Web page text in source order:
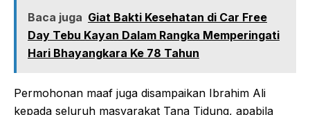
Baca juga Giat Bakti Kesehatan di Car Free
Day Tebu Kayan Dalam Rangka Memperingati
Hari Bhayangkara Ke 78 Tahun
Permohonan maaf juga disampaikan Ibrahim Ali
kepada seluruh masyarakat Tana Tidung, apabila